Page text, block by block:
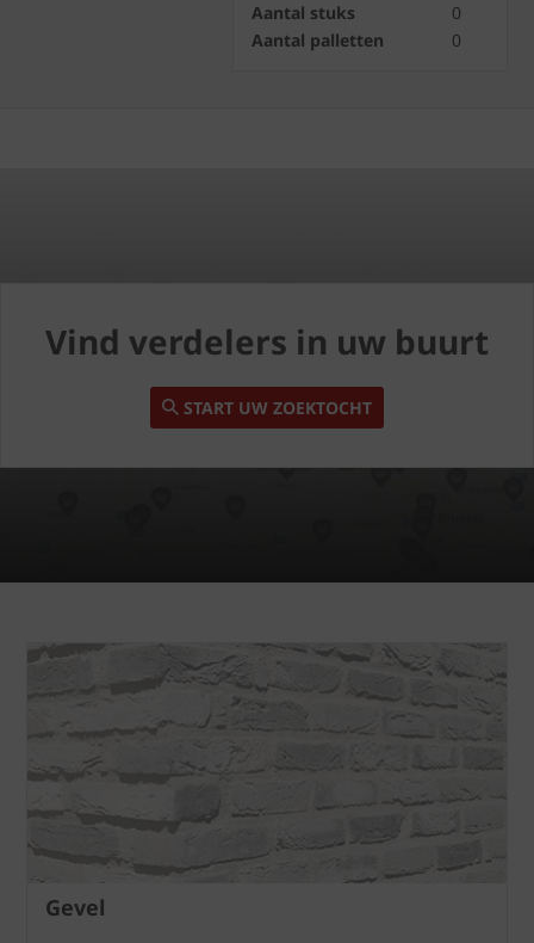
Aantal stuks
0
Aantal palletten
0
Vind verdelers in uw buurt
START UW ZOEKTOCHT
Gevel